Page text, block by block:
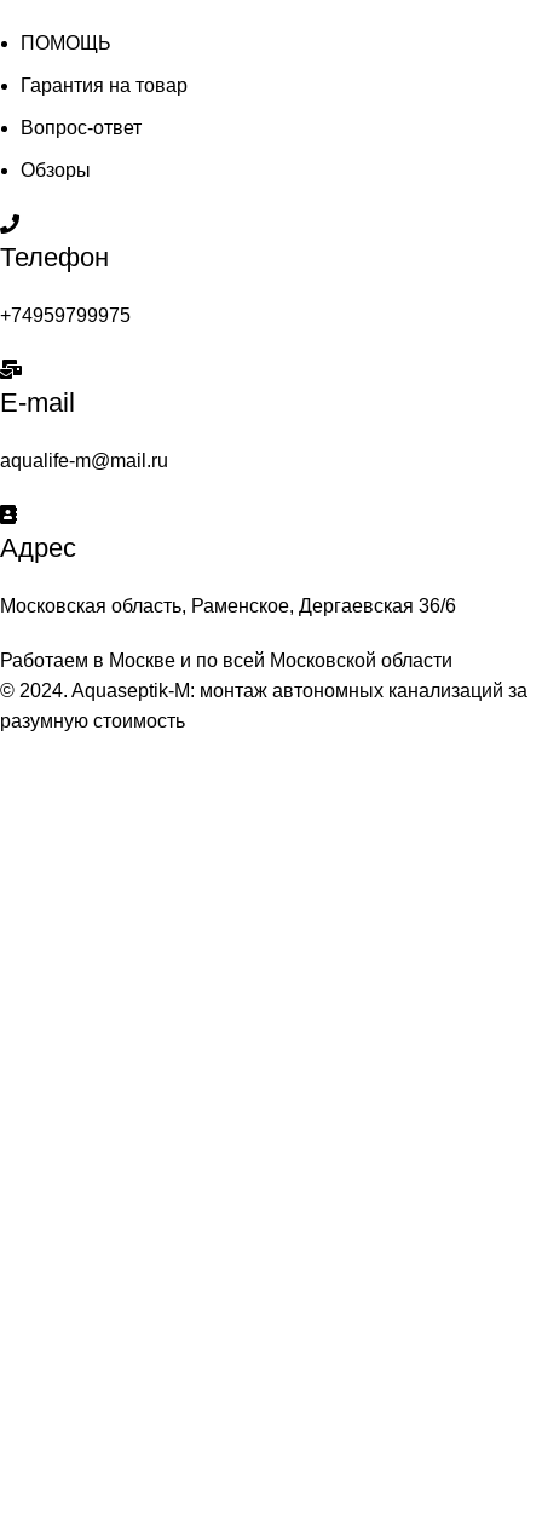
ПОМОЩЬ
Гарантия на товар
Вопрос-ответ
Обзоры
Телефон
+74959799975
E-mail
aqualife-m@mail.ru
Адрес
Московская область, Раменское, Дергаевская 36/6
Работаем в Москве и по всей Московской области
© 2024. Aquaseptik-M: монтаж автономных канализаций за
разумную стоимость